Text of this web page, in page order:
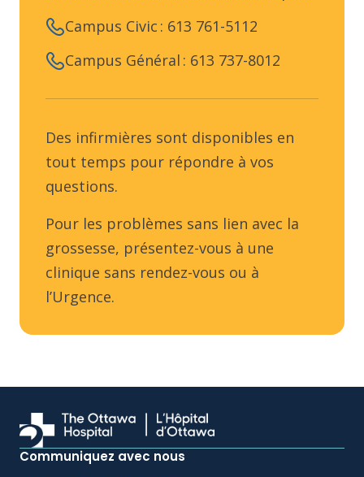
Campus Civic : 613 761-5112
Campus Général : 613 737-8012
Des infirmières sont disponibles en
tout temps pour répondre à vos
questions.
Pour les problèmes sans lien avec la
grossesse, présentez-vous à une
clinique sans rendez-vous ou à
l’Urgence.
Communiquez avec nous